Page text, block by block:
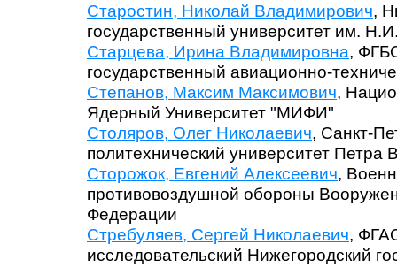
Старостин, Николай Владимирович,
государственный университет им.
Старцева, Ирина Владимировна,
государственный авиационно-
Степанов, Максим Максимович,
Ядерный Университет "МИФИ"
Столяров, Олег Николаевич, Санкт-
политехнический университет Петра
Сторожок, Евгений Алексеевич,
противовоздушной обороны
Федерации
Стребуляев, Сергей Николаевич,
исследовательский Нижегородский